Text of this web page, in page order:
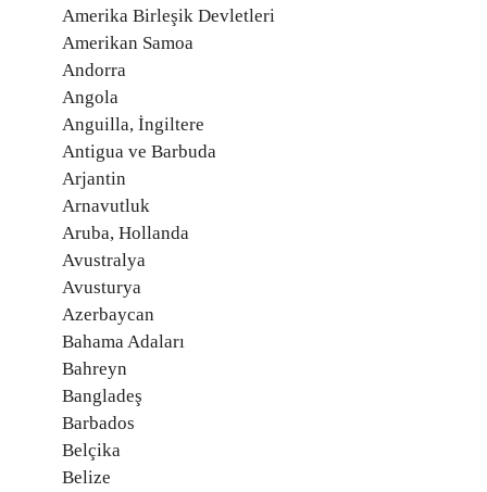
Amerika Birleşik Devletleri
Amerikan Samoa
Andorra
Angola
Anguilla, İngiltere
Antigua ve Barbuda
Arjantin
Arnavutluk
Aruba, Hollanda
Avustralya
Avusturya
Azerbaycan
Bahama Adaları
Bahreyn
Bangladeş
Barbados
Belçika
Belize